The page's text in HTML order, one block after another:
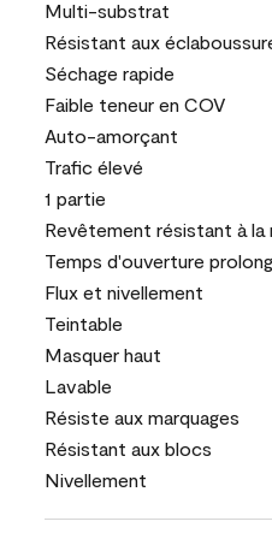
Multi-substrat
Résistant aux
Séchage rapide
Faible teneur en COV
Auto-amorçant
Trafic élevé
1 partie
Revêtement résistant à la
Temps d'ouverture
Flux et nivellement
Teintable
Masquer haut
Lavable
Résiste aux marquages
Résistant aux blocs
Nivellement